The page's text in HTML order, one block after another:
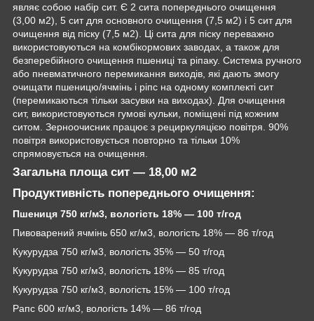
являє собою набір сит. Є 2 сита попереднього очищення
(3,00 м2), 5 сит для основного очищення (7,5 м2) і 5 сит для
очищення від піску (7,5 м2). Ці сита для піску переважно
використовуються на комбікормових заводах, а також для
безперебійного очищення пшениці та ріпаку. Система ручного
або пневматичного перемикання виходів, які дають змогу
очищати пшеницю/ячмінь і ріпс на одному комплекті сит
(перемикаються тільки засувки на виходах). Для очищення
сит, використовуються гумові кульки, поміщені під кожним
ситом. Зерноочисник працює з рециркуляцією повітря. 90%
повітря використовується повторно та тільки 10%
спрямовується на очищення.
Загальна площа сит — 18,00 м2
Продуктивність попереднього очищення:
Пшениця 750 кг/м3, вологість 18% — 100 т/год
Пивоварений ячмінь 650 кг/м3, вологість 18% — 86 т/год
Кукурудза 750 кг/м3, вологість 35% — 50 т/год
Кукурудза 750 кг/м3, вологість 18% — 85 т/год
Кукурудза 750 кг/м3, вологість 15% — 100 т/год
Рапс 600 кг/м3, вологість 14% — 86 т/год